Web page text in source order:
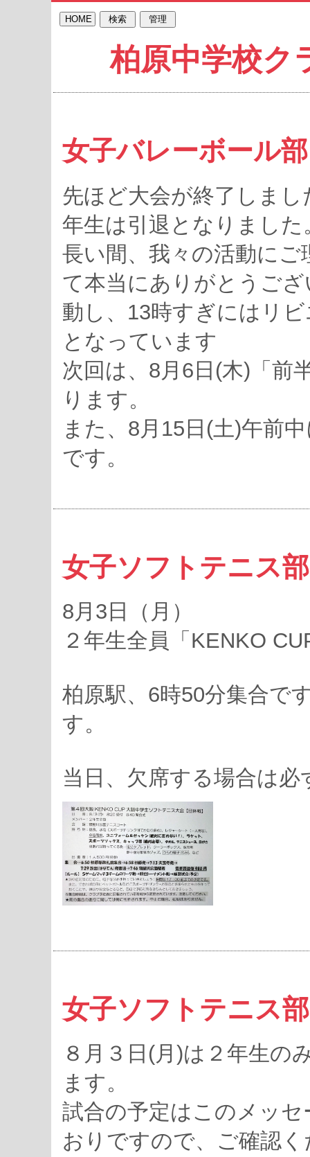
柏原中学校ク
女子バレーボール
先ほど大会が終了しま
年生は引退となりました
長い間、我々の活動に
て本当にありがとうご
動し、13時すぎにはリ
となっています
次回は、8月6日(木)「前
ります。
また、8月15日(土)午前
です。
女子ソフトテニス
8月3日（月）
２年生全員「KENKO
柏原駅、6時50分集合で
す。
当日、欠席する場合は
女子ソフトテニス
８月３日(月)は２年生の
ます。
試合の予定はこのメッ
おりですので、ご確認